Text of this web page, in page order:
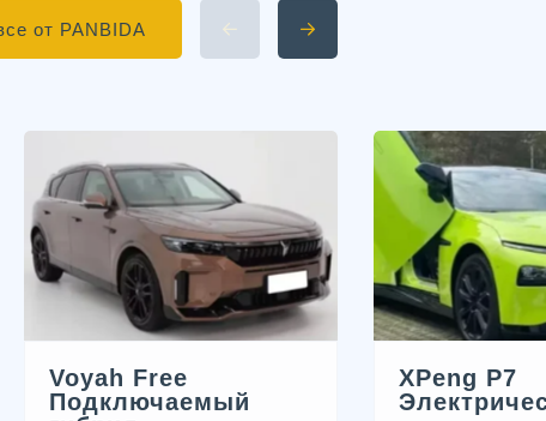
от PANBIDA
Voyah Free
Подключаемый
XPeng P7